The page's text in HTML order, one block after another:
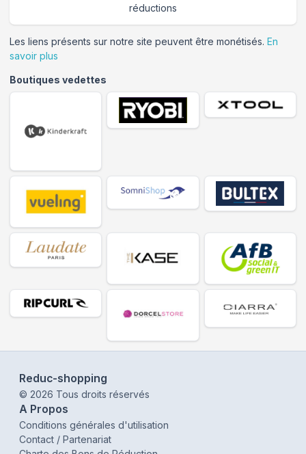
réductions
Les liens présents sur notre site peuvent être monétisés. En
savoir plus
Boutiques vedettes
Reduc-shopping
© 2026 Tous droits réservés
A Propos
Conditions générales d'utilisation
Contact / Partenariat